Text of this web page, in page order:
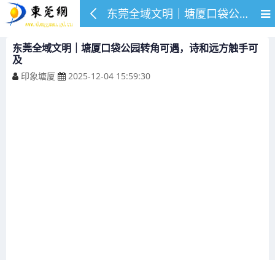
东莞全域文明｜塘厦口袋公园转角可遇，诗和远方触手可及
东莞全域文明｜塘厦口袋公园转角可遇，诗和远方触手可
及
印象塘厦 2025-12-04 15:59:30